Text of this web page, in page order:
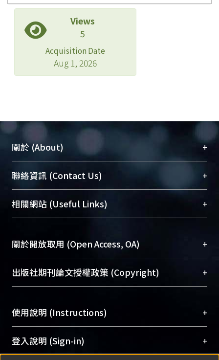
Views
5
Acquisition Date
Aug 1, 2026
關於 (About) +
臺大位居世界頂尖大學之列，為永久珍藏及向國際
展現本校豐碩的研究成果及學術能量，圖書館整合
機構典藏（NTUR）與學術庫（AH）不同功能平
台，成為臺大學術典藏NTU scholars。期能整合研
成果。
To permanently archive and promote researcher
profiles and scholarly works, Library integrates the
services of “NTU Repository” with “Academic
聯絡資訊 (Contact Us) +
總館學科館員(Main Library)
醫學圖書館學科館員(Medical Library)
Sciences Library)
相關網站 (Useful Links) +
關於開放取用 (Open Access, OA) +
開放取用是從使用者角度提升資訊取用性的社會運
動，應用在學術研究上是透過將研究著作公開供使
用逐年攀升。同時可加速研究發展、提升研究影響
Archive）平台。 （點選深入了解OA）
出版社期刊論文授權政策 (Copyright) +
含部分內容的版權非匯入者所有，或由第三方贊
助與合作完成，請確認該版權所有者及第三方同
意提供此授權。
Please represent that the submission is your
使用說明 (Instructions) +
網站簡介(Quickstart Guide)
使用手冊(Instruction Manual)
登入說明 (Sign-in) +